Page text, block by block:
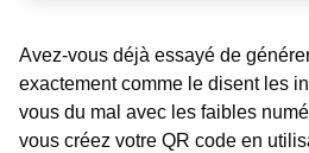
Avez-vous déjà essayé de
exactement comme le disent les
vous du mal avec les faibles
vous créez votre QR code en